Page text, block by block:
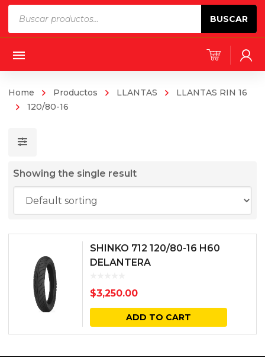
BUSCAR
Home Productos LLANTAS
LLANTAS RIN 16
120/80-16
Showing the single result
SHINKO 712 120/80-16 H60
DELANTERA
$3,250.00
ADD TO CART